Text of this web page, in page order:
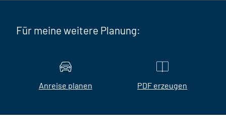
Für meine weitere Planung:
Anreise planen PDF erzeugen